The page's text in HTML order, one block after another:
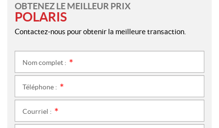
OBTENEZ LE MEILLEUR PRIX
POLARIS
Contactez-nous pour obtenir la meilleure transaction.
Nom complet :
Téléphone :
Courriel :